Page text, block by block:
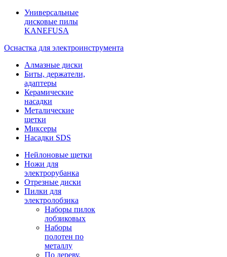
Универсальные
дисковые пилы
KANEFUSA
Оснастка для электроинструмента
Алмазные диски
Биты, держатели,
адаптеры
Керамические
насадки
Металические
щетки
Миксеры
Насадки SDS
Нейлоновые щетки
Ножи для
электрорубанка
Отрезные диски
Пилки для
электролобзика
Наборы пилок
лобзиковых
Наборы
полотен по
металлу
По дереву,